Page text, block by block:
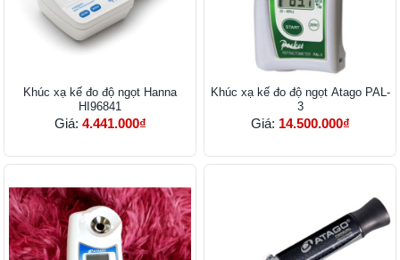
Khúc xạ kế đo độ ngọt Hanna
HI96841
Giá: 4.441.000₫
Khúc xạ kế đo độ ngọt Atago PAL-
3
Giá: 14.500.000₫